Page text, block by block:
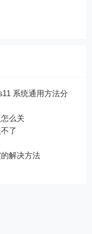
系统通用方法分
么关
了
解决方法